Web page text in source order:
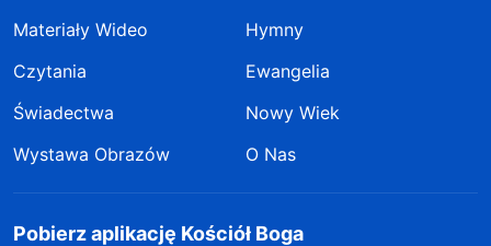
Materiały Wideo
Hymny
Czytania
Ewangelia
Świadectwa
Nowy Wiek
Wystawa Obrazów
O Nas
Pobierz aplikację Kościół Boga